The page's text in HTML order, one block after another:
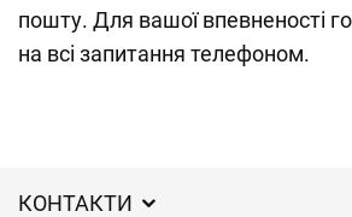
пошту. Для вашої впевненості
на всі запитання телефоном.
КОНТАКТИ